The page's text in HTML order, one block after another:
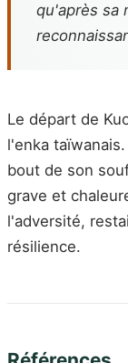
qu'après sa
Le départ de
l'enka
bout de son
grave et
l'adversité,
résilience.